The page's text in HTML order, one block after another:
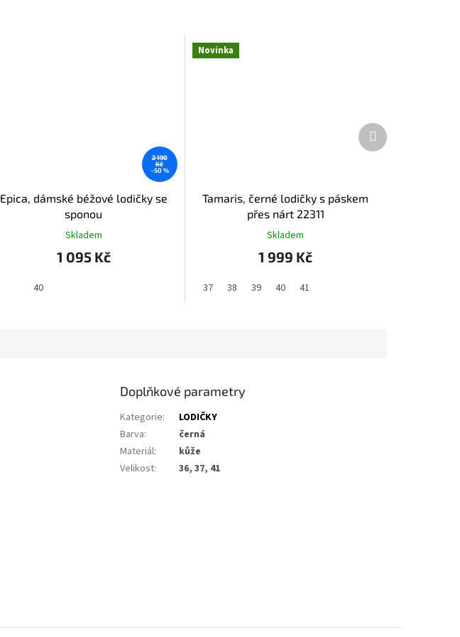
2 190
Kč
–50 %
Epica, dámské béžové lodičky se
sponou
Skladem
1 095 Kč
40
Novinka
Tamaris, černé lodičky s páskem
přes nárt 22311
Skladem
1 999 Kč
37 38 39 40 41
Další
produkt
Doplňkové parametry
Kategorie:
LODIČKY
Barva:
černá
Materiál:
kůže
Velikost: 36, 37, 41